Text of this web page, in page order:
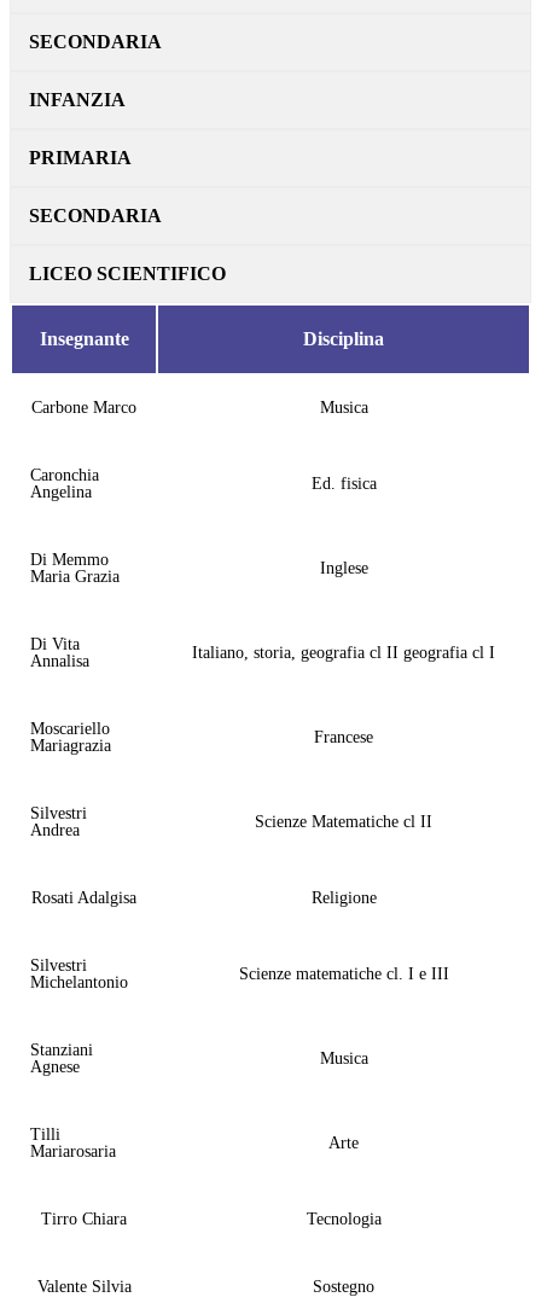
SECONDARIA
INFANZIA
PRIMARIA
SECONDARIA
LICEO SCIENTIFICO
Insegnante Disciplina
Carbone Marco Musica
Caronchia
Angelina
Ed. fisica
Di Memmo
Maria Grazia
Inglese
Di Vita
Annalisa
Italiano, storia, geografia cl II geografia cl I
Moscariello
Mariagrazia
Francese
Silvestri
Andrea
Scienze Matematiche cl II
Rosati Adalgisa Religione
Silvestri
Michelantonio
Scienze matematiche cl. I e III
Stanziani
Agnese
Musica
Tilli
Mariarosaria
Arte
Tirro Chiara Tecnologia
Valente Silvia Sostegno